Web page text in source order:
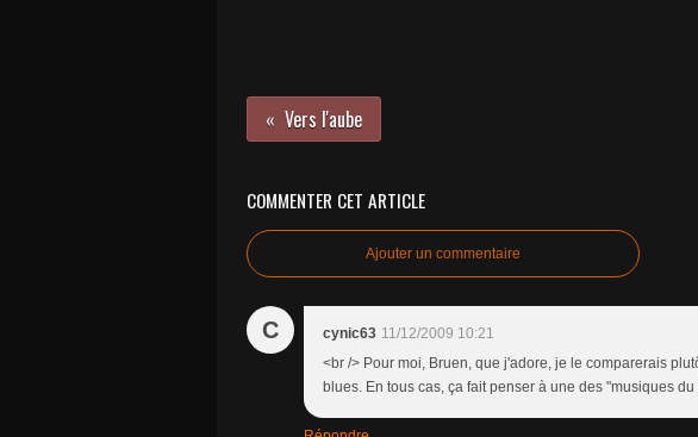
Vers l'aube
COMMENTER CET ARTICLE
Ajouter un commentaire
C cynic63 11/12/2009 10:21
<br /> Pour moi, Bruen, que j'adore, je le comparerais
blues. En tous cas, ça fait penser à une des "musiques